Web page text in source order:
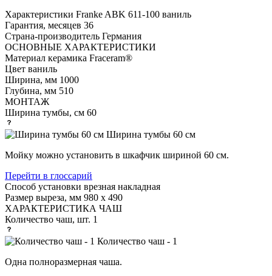
Характеристики Franke ABK 611-100 ваниль
Гарантия, месяцев 36
Страна-производитель Германия
ОСНОВНЫЕ ХАРАКТЕРИСТИКИ
Материал керамика Fraceram®
Цвет ваниль
Ширина, мм 1000
Глубина, мм 510
МОНТАЖ
Ширина тумбы, см 60
Ширина тумбы 60 см
Мойку можно установить в шкафчик шириной 60 см.
Перейти в глоссарий
Способ установки врезная накладная
Размер выреза, мм 980 х 490
ХАРАКТЕРИСТИКА ЧАШ
Количество чаш, шт. 1
Количество чаш - 1
Одна полноразмерная чаша.